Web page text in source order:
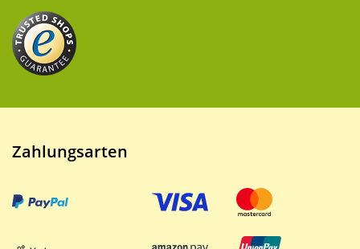
Zahlungsarten